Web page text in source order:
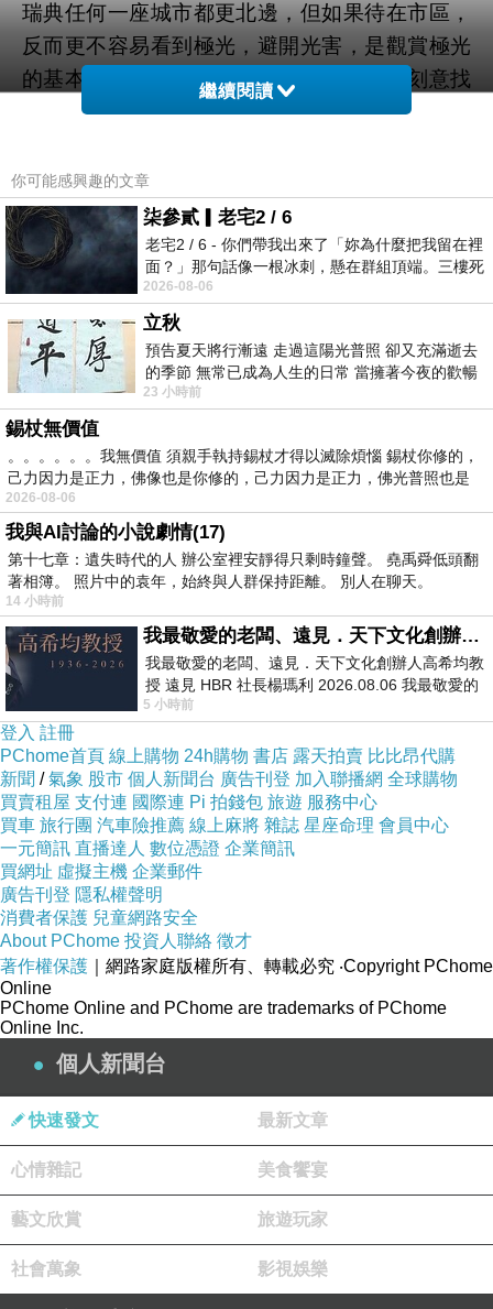
瑞典任何一座城市都更北邊，但如果待在市區，
反而更不容易看到極光，避開光害，是觀賞極光
的基本條件之一。為了方便尋找極光，我刻意找
了一間距市中心約20~30分鐘路程的民宿，但在
中，再度澆了我一盆冷水：Cloudy Day，這再度
意味著看到極光的機會並不高，甚或有可能是個
飄雪的夜晚。再重覆一次，看到星星，滿天的星
空，是極光的標準之一。不過有時候，看極光要
的不只是耐心，更要一些運氣，很多很多的運
氣，再加上一點點毅力和決心。安西教練曾說：
一旦當你放棄了，比賽就結束了。
我在Tromso的第二晚，找了一個Workshop，是
一對夫妻共同經營的，男主人的本業是個攝影雜
誌的記者，除了會帶你到戶外實務拍攝外，還先
教你一些攝影的基本知識，而且是用一台很古早
的照相機，可以實際用手調整光圈、快門，用這
樣的實務解釋和操作，很容易就會有了一些概
念。更有趣的是這個男主人比想像中的還認真，
因為來往的Mail中，簽名檔留有我的相簿Web，
他竟然還當真點進去仔細看過我曾經拍攝的照
片。因為當天只有我一個人參加，而且他已經知
道我有些許的攝影經驗，整個基本課程並沒有花
太多的時間，反而借我一隻專業的腳架﹙比我自
己的更穩也更好操作﹚，帶我到住家附近，玩一
些有趣的攝影技巧。在正式出發找尋極光之前，
先在Workshop內用餐，道地的Home meal：義
大利麵和魚肉料理。據那對夫妻描述，北歐的料
理較為貧乏，主要是以魚類的食材為主。或許是
因為當天晚餐準備了啤酒，這個晚上，和他們格
繼續閱讀
你可能感興趣的文章
柒參貳▎老宅2 / 6
老宅2 / 6 - 你們帶我出來了「妳為什麼把我留在裡
面？」那句話像一根冰刺，懸在群組頂端。三樓死
死盯著照片裡的人。那個人確實站在
2026-08-06
立秋
預告夏天將行漸遠 走過這陽光普照 卻又充滿逝去
的季節 無常已成為人生的日常 當擁著今夜的歡暢
舒心 轉眼驟成昨日 而明晨 太陽
23 小時前
錫杖無價值
。。。。。。我無價值 須親手執持錫杖才得以滅除煩惱 錫杖你修的，
己力因力是正力，佛像也是你修的，己力因力是正力，佛光普照也是
2026-08-06
我與AI討論的小說劇情(17)
第十七章：遺失時代的人 辦公室裡安靜得只剩時鐘聲。 堯禹舜低頭翻
著相簿。 照片中的袁年，始終與人群保持距離。 別人在聊天。
14 小時前
我最敬愛的老闆、遠見．天下文化創辦人高希均教授
我最敬愛的老闆、遠見．天下文化創辦人高希均教
授 遠見 HBR 社長楊瑪利 2026.08.06 我最敬愛的
老闆、遠見．天下文化創辦人高希均教
5 小時前
登入 註冊
PChome首頁 線上購物 24h購物 書店 露天拍賣 比比昂代購
新聞 /氣象 股市 個人新聞台 廣告刊登 加入聯播網 全球購物
買賣租屋 支付連 國際連 Pi 拍錢包 旅遊 服務中心
買車 旅行團 汽車險推薦 線上麻將 雜誌 星座命理 會員中心
一元簡訊 直播達人 數位憑證 企業簡訊
買網址 虛擬主機 企業郵件
廣告刊登 隱私權聲明
消費者保護 兒童網路安全
About PChome 投資人聯絡 徵才
著作權保護 ｜網路家庭版權所有、轉載必究 ‧Copyright PChome
Online
PChome Online and PChome are trademarks of PChome
Online Inc.
個人新聞台
快速發文 最新文章
心情雜記 美食饗宴
藝文欣賞 旅遊玩家
社會萬象 影視娛樂